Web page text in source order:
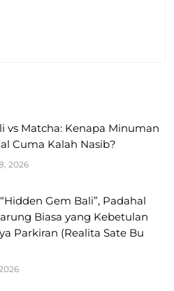
vs Matcha: Kenapa Minuman
Cuma Kalah Nasib?
2026
Gem Bali”, Padahal
Biasa yang Kebetulan
Parkiran (Realita Sate Bu